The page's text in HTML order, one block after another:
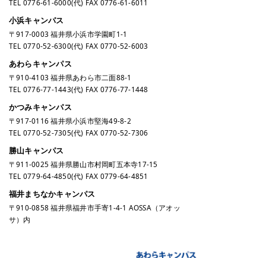
TEL 0776-61-6000(代) FAX 0776-61-6011
小浜キャンパス
〒917-0003 福井県小浜市学園町1-1
TEL 0770-52-6300(代) FAX 0770-52-6003
あわらキャンパス
〒910-4103 福井県あわら市二面88-1
TEL 0776-77-1443(代) FAX 0776-77-1448
かつみキャンパス
〒917-0116 福井県小浜市堅海49-8-2
TEL 0770-52-7305(代) FAX 0770-52-7306
勝山キャンパス
〒911-0025 福井県勝山市村岡町五本寺17-15
TEL 0779-64-4850(代) FAX 0779-64-4851
福井まちなかキャンパス
〒910-0858 福井県福井市手寄1-4-1 AOSSA（アオッ
サ）内